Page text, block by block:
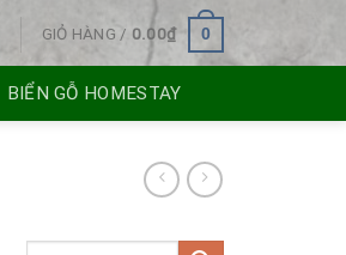
GIỎ HÀNG / 0.00₫ 0
BIỂN GỖ HOMESTAY